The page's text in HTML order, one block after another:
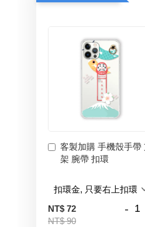
客製加購 手機殼手帶
架 腕帶 扣環
NT$ 72
NT$ 90
-